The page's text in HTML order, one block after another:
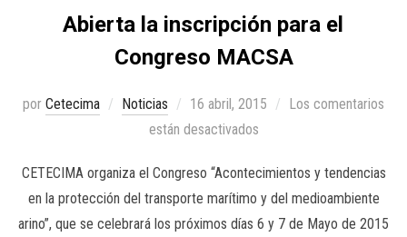
Abierta la inscripción para el
Congreso MACSA
por Cetecima Noticias 16 abril, 2015
Los comentarios
están desactivados
CETECIMA organiza el Congreso “Acontecimientos y tendencias
en la protección del transporte marítimo y del medioambiente
arino”, que se celebrará los próximos días 6 y 7 de Mayo de 2015